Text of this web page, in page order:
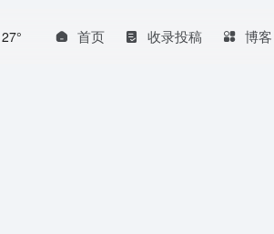
27° 首页 收录投稿 博客